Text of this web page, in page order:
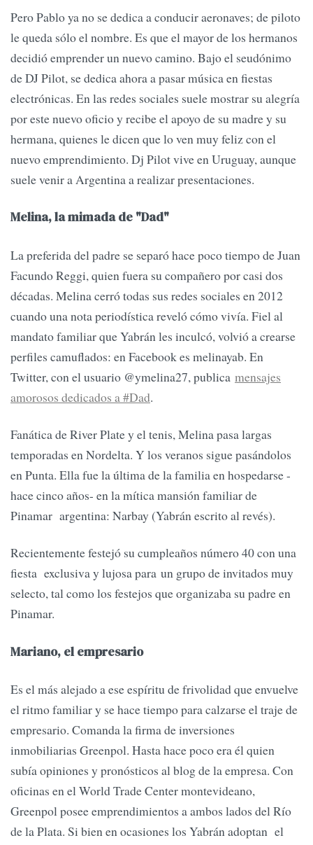
Pero Pablo ya no se dedica a conducir aeronaves; de piloto
le queda sólo el nombre. Es que el mayor de los hermanos
decidió emprender un nuevo camino. Bajo el seudónimo
de DJ Pilot, se dedica ahora a pasar música en fiestas
electrónicas. En las redes sociales suele mostrar su alegría
por este nuevo oficio y recibe el apoyo de su madre y su
hermana, quienes le dicen que lo ven muy feliz con el
nuevo emprendimiento. Dj Pilot vive en Uruguay, aunque
suele venir a Argentina a realizar presentaciones.
Melina, la mimada de "Dad"
La preferida del padre se separó hace poco tiempo de Juan
Facundo Reggi, quien fuera su compañero por casi dos
décadas. Melina cerró todas sus redes sociales en 2012
cuando una nota periodística reveló cómo vivía. Fiel al
mandato familiar que Yabrán les inculcó, volvió a crearse
perfiles camuflados: en Facebook es melinayab. En
Twitter, con el usuario @ymelina27, publica mensajes
amorosos dedicados a #Dad.
Fanática de River Plate y el tenis, Melina pasa largas
temporadas en Nordelta. Y los veranos sigue pasándolos
en Punta. Ella fue la última de la familia en hospedarse -
hace cinco años- en la mítica mansión familiar de
Pinamar argentina: Narbay (Yabrán escrito al revés).
Recientemente festejó su cumpleaños número 40 con una
fiesta exclusiva y lujosa para un grupo de invitados muy
selecto, tal como los festejos que organizaba su padre en
Pinamar.
Mariano, el empresario
Es el más alejado a ese espíritu de frivolidad que envuelve
el ritmo familiar y se hace tiempo para calzarse el traje de
empresario. Comanda la firma de inversiones
inmobiliarias Greenpol. Hasta hace poco era él quien
subía opiniones y pronósticos al blog de la empresa. Con
oficinas en el World Trade Center montevideano,
Greenpol posee emprendimientos a ambos lados del Río
de la Plata. Si bien en ocasiones los Yabrán adoptan el